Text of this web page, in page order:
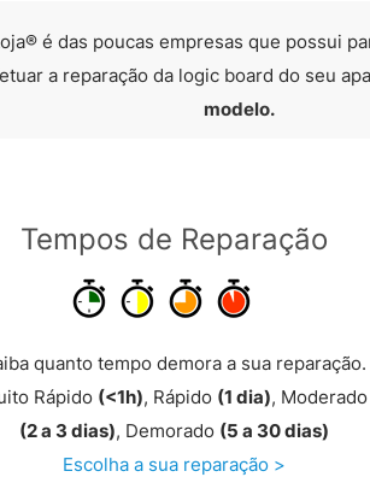
é das poucas empresas que possui
a reparação da logic board do seu
modelo.
Tempos de Reparação
quanto tempo demora a sua reparação.
Rápido (<1h), Rápido (1 dia), Moderado
(2 a 3 dias), Demorado (5 a 30 dias)
Escolha a sua reparação >